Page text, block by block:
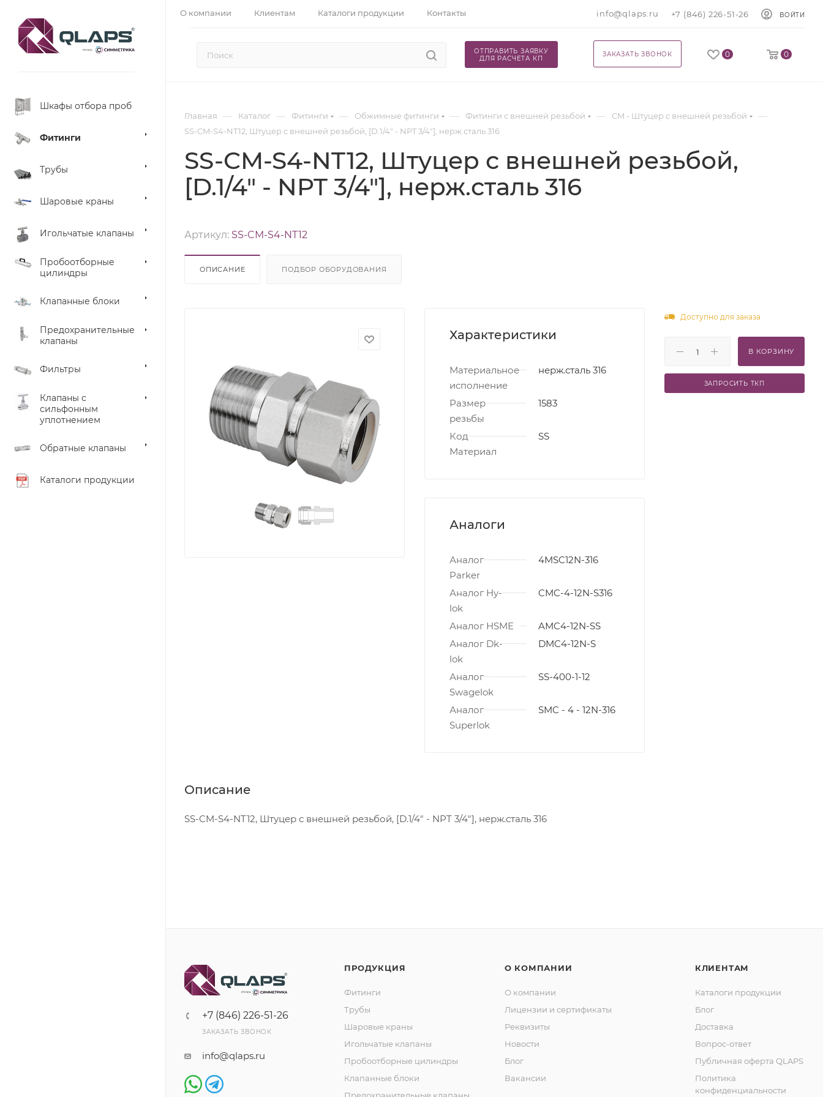
О компании Клиентам Каталоги продукции Контакты info@qlaps.ru +7 (846) 226-51-26 ВОЙТИ
0 0
ЗАКАЗАТЬ ЗВОНОК
ОТПРАВИТЬ ЗАЯВКУ
ДЛЯ РАСЧЕТА КП
Шкафы отбора проб
Фитинги
Трубы
Шаровые краны
Игольчатые клапаны
Пробоотборные
цилиндры
Клапанные блоки
Предохранительные
клапаны
Фильтры
Клапаны с
сильфонным
уплотнением
Обратные клапаны
Каталоги продукции
Главная — Каталог — Фитинги — Обжимные фитинги — Фитинги с внешней резьбой — CM - Штуцер с внешней резьбой —
SS-CM-S4-NT12, Штуцер с внешней резьбой, [D.1/4" - NPT 3/4"], нерж.сталь 316
SS-CM-S4-NT12, Штуцер с внешней резьбой,
[D.1/4" - NPT 3/4"], нерж.сталь 316
Артикул: SS-CM-S4-NT12
ОПИСАНИЕ ПОДБОР ОБОРУДОВАНИЯ
Характеристики
Материальное
исполнение
нерж.сталь 316
Размер
резьбы
1583
Код
Материал
SS
Аналоги
Аналог
Parker
4MSC12N-316
Аналог Hy-
lok
CMC-4-12N-S316
Аналог HSME
AMC4-12N-SS
Аналог Dk-
lok
DMC4-12N-S
Аналог
Swagelok
SS-400-1-12
Аналог
Superlok
SMC - 4 - 12N-316
Описание
SS-CM-S4-NT12, Штуцер с внешней резьбой, [D.1/4" - NPT 3/4"], нерж.сталь 316
Доступно для заказа
В КОРЗИНУ
ЗАПРОСИТЬ ТКП
+7 (846) 226-51-26
ЗАКАЗАТЬ ЗВОНОК
info@qlaps.ru
ПРОДУКЦИЯ
Фитинги
Трубы
Шаровые краны
Игольчатые клапаны
Пробоотборные цилиндры
Клапанные блоки
О КОМПАНИИ
О компании
Лицензии и сертификаты
Реквизиты
Новости
Блог
Вакансии
КЛИЕНТАМ
Каталоги продукции
Блог
Доставка
Вопрос-ответ
Публичная оферта QLAPS
Политика
конфиденциальности